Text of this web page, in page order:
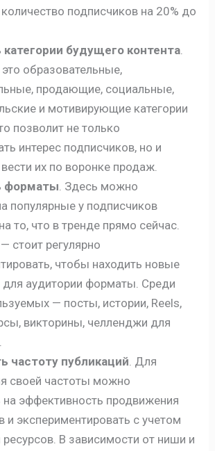
подписчиков на 20% до
будущего контента.
образовательные,
продающие, социальные,
и мотивирующие категории
позволит не только
интерес подписчиков, но и
их по воронке продаж.
форматы. Здесь можно
популярные у подписчиков
то, что в тренде прямо сейчас.
стоит регулярно
чтобы находить новые
для аудитории форматы. Среди
— посты, истории, Reels,
викторины, челленджи для
частоту публикаций. Для
своей частоты можно
на эффективность продвижения
и экспериментировать с учетом
В зависимости от ниши и